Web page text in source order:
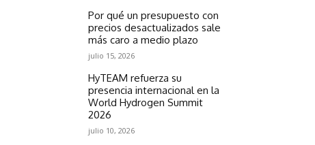
Por qué un presupuesto con
precios desactualizados sale
más caro a medio plazo
julio 15, 2026
HyTEAM refuerza su
presencia internacional en la
World Hydrogen Summit
2026
julio 10, 2026